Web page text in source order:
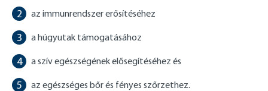
az immunrendszer erősítéséhez
a húgyutak támogatásához
a szív egészségének elősegítéséhez és
az egészséges bőr és fényes szőrzethez.